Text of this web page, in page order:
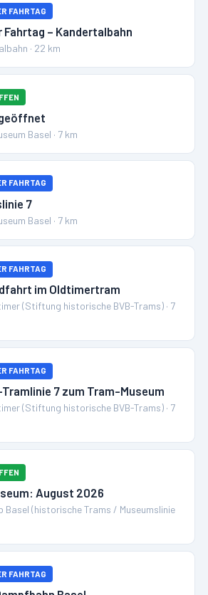
FAHRTAG
Fahrtag – Kandertalbahn
· 22 km
Basel · 7 km
FAHRTAG
7
Basel · 7 km
FAHRTAG
im Oldtimertram
(Stiftung historische BVB-Trams) · 7
FAHRTAG
7 zum Tram-Museum
(Stiftung historische BVB-Trams) · 7
August 2026
Basel (historische Trams / Museumslinie
FAHRTAG